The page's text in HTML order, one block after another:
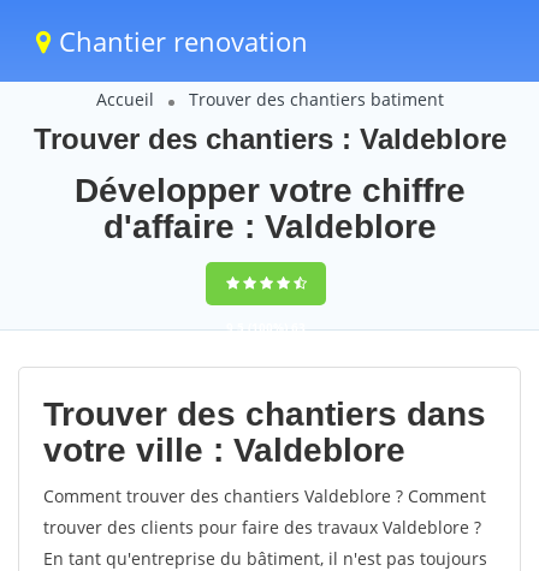
Chantier renovation
Accueil Trouver des chantiers batiment
Trouver des chantiers : Valdeblore
Développer votre chiffre
d'affaire : Valdeblore
9,5(100%)63
votes
Trouver des chantiers dans
votre ville : Valdeblore
Comment trouver des chantiers Valdeblore ? Comment
trouver des clients pour faire des travaux Valdeblore ?
En tant qu'entreprise du bâtiment, il n'est pas toujours